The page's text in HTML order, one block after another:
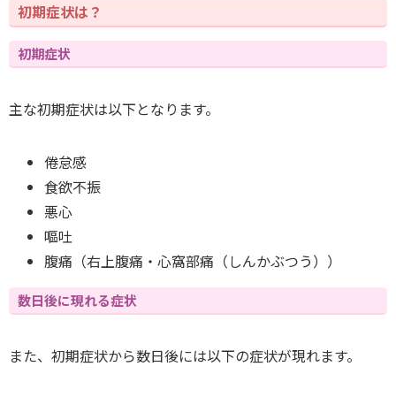
初期症状は？
初期症状
主な初期症状は以下となります。
倦怠感
食欲不振
悪心
嘔吐
腹痛（右上腹痛・心窩部痛（しんかぶつう））
数日後に現れる症状
また、初期症状から数日後には以下の症状が現れます。